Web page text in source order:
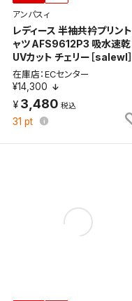
アンパスィ
レディース 半袖共衿プリン
ャツ AFS9612P3 吸水速乾
UVカット チェリー［salewl］
在庫店：ECセンター
¥14,300
3,480
31 pt
くことができます。
検索条件
新着通知
「お知らせ」で通知しま